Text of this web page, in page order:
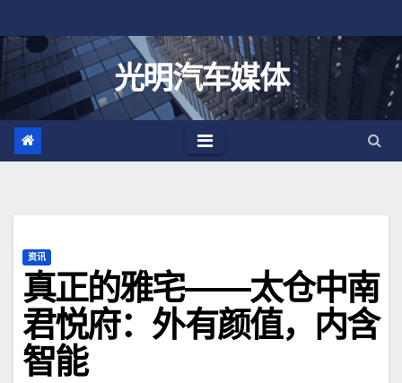
至
光明汽车媒体
资讯
真正的雅宅——太仓中南
君悦府：外有颜值，内含
智能